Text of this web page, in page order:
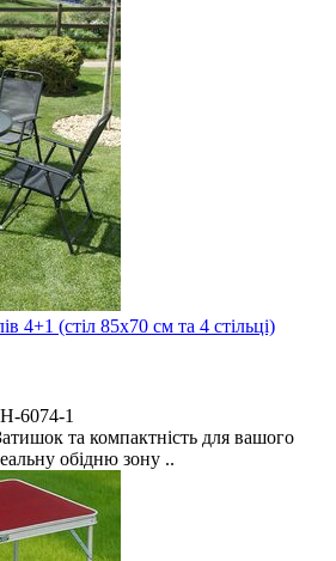
4+1 (стіл 85х70 см та 4 стільці)
6074-1
та компактність для вашого
обідню зону ..